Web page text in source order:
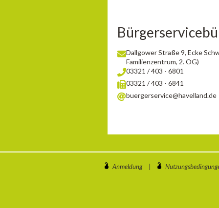
Dallgower Straße 9, Ecke
Familienzentrum, 2. OG)
03321 / 403 - 6801
03321 / 403 - 6841
buergerservice@havelland.de
Anmeldung